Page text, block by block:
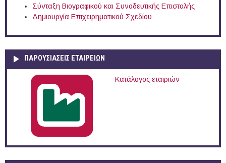
Σύνταξη Βιογραφικού και Συνοδευτικής Επιστολής
Δημιουργία Επιχειρηματικού Σχεδίου
ΠΑΡΟΥΣΙΆΣΕΙΣ ΕΤΑΙΡΕΙΏΝ
Κατάλογος εταιριών